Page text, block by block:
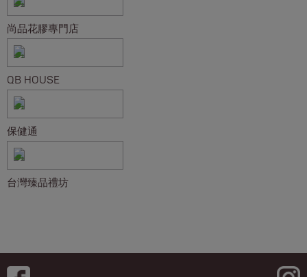
尚品花膠專門店
QB HOUSE
保健通
台灣臻品禮坊